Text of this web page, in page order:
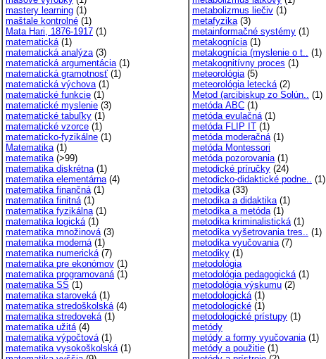
mastery learning (1)
maštale kontrolné (1)
Mata Hari, 1876-1917 (1)
matematická(1)
matematická analýza(3)
matematická argumentácia(1)
matematická gramotnosť (1)
matematická výchova(1)
matematické funkcie (1)
matematické myslenie (3)
matematické tabuľky (1)
matematické vzorce (1)
matematicko-fyzikálne (1)
Matematika(1)
matematika(>99)
matematika diskrétna(1)
matematika elementárna(4)
matematika finančná(1)
matematika finitná(1)
matematika fyzikálna(1)
matematika logická(1)
matematika množinová(3)
matematika moderná(1)
matematika numerická(7)
matematika pre ekonómov (1)
matematika programovaná(1)
matematika SŠ (1)
matematika staroveká(1)
matematika stredoškolská(4)
matematika stredoveká(1)
matematika užitá(4)
matematika výpočtová(1)
matematika vysokoškolská(1)
metabolizmus liečiv (1)
metafyzika(3)
metainformačné systémy (1)
metakognícia(1)
metakognícia (myslenie o t.. (1)
metakognitívny proces (1)
meteorológia(5)
meteorológia letecká(2)
Metod (arcibiskup zo Solún.. (1)
metóda ABC (1)
metóda evulačná(1)
metóda FLIP IT (1)
metóda moderačná(1)
metóda Montessori
metóda pozorovania(1)
metodické príručky (24)
metodicko-didaktické podne.. (1)
metodika(33)
metodika a didaktika(1)
metodika a metóda(1)
metodika kriminalistická(1)
metodika vyšetrovania tres.. (1)
metodika vyučovania(7)
metodiky (1)
metodológia
metodológia pedagogická(1)
metodológia výskumu (2)
metodologická(1)
metodologické (1)
metodologické prístupy (1)
metódy
metódy a formy vyučovania(1)
metódy a použitie (1)